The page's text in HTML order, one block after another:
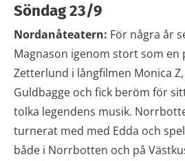
Söndag 23/9
Nordanåteatern: För några år
Magnason igenom stort som
Zetterlund i långfilmen Monica
Guldbagge och fick beröm för
tolka legendens musik.
turnerat med med Edda och
både i Norrbotten och på